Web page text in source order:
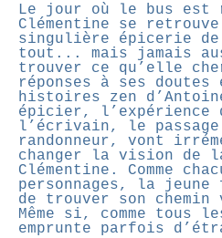
Le jour où le bus est
Clémentine se
singulière épicerie de
tout... mais jamais
trouver ce qu’elle
réponses à ses
histoires zen
épicier, l’expérience
l’écrivain, le passage
randonneur, vont
changer la vision de
Clémentine.
Comme
personnages, la jeune
de trouver son chemin
Même si, comme tous
emprunte parfois